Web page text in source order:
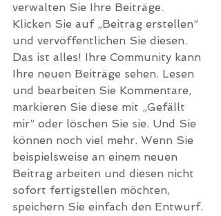
verwalten Sie Ihre Beiträge.
Klicken Sie auf „Beitrag erstellen”
und vervöffentlichen Sie diesen.
Das ist alles! Ihre Community kann
Ihre neuen Beiträge sehen. Lesen
und bearbeiten Sie Kommentare,
markieren Sie diese mit „Gefällt
mir” oder löschen Sie sie. Und Sie
können noch viel mehr. Wenn Sie
beispielsweise an einem neuen
Beitrag arbeiten und diesen nicht
sofort fertigstellen möchten,
speichern Sie einfach den Entwurf.